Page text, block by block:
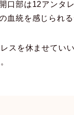
口部は12アンタ
血統を感じられる
スを休ませてい